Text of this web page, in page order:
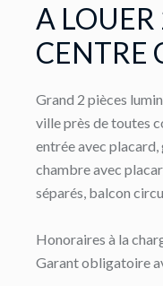
A LOUER
CENTRE
Grand 2 pièces
ville près de toutes
entrée avec placard,
chambre avec
séparés, balcon
Honoraires à la
Garant obligatoire